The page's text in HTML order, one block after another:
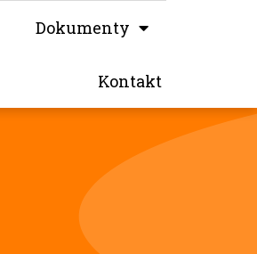
Dokumenty
Kontakt